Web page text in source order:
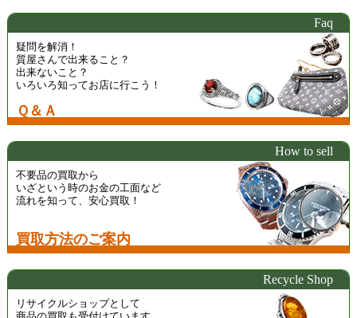
Faq
Ｑ＆Ａ
疑問を解消！
質屋さんで出来ること？
出来ないこと？
いろいろ知ってお店に行こう！
How to sell
買取方法のご案内
不要品の買取から
いざという時のお金の工面など
流れを知って、安心買取！
Recycle Shop
リサイクルショップとして